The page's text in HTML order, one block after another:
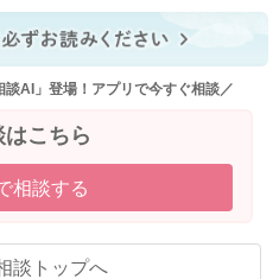
AI」登場！アプリで今すぐ相談／
はこちら
相談する
談トップへ